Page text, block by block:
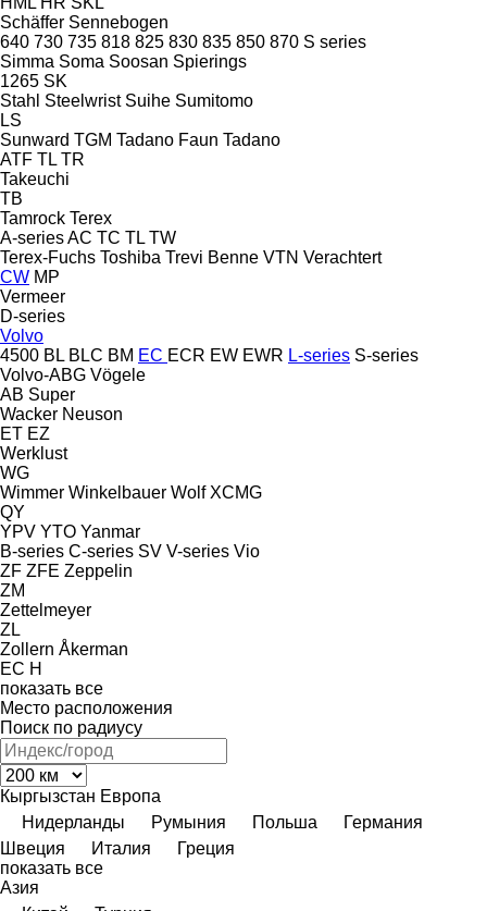
Schäffer Sennebogen
640 730 735 818 825 830 835 850 870 S series
Simma Soma Soosan Spierings
1265 SK
Stahl Steelwrist Suihe Sumitomo
LS
Sunward TGM Tadano Faun Tadano
ATF TL TR
Takeuchi
TB
Tamrock Terex
A-seriesAC TC TL TW
Terex-Fuchs Toshiba Trevi Benne VTN Verachtert
CW MP
Vermeer
D-series
Volvo
4500 BL BLC BM EC ECR EW EWR L-series S-series
Volvo-ABG Vögele
AB Super
Wacker Neuson
ET EZ
Werklust
WG
Wimmer Winkelbauer Wolf XCMG
QY
YPV YTO Yanmar
B-series C-series SV V-series Vio
ZF ZFE Zeppelin
ZM
Zettelmeyer
ZL
Zollern Åkerman
EC H
показать все
Место расположения
Поиск по радиусу
Кыргызстан Европа
Нидерланды
Румыния Польша
Германия
Швеция
Италия
Греция
показать все
Азия